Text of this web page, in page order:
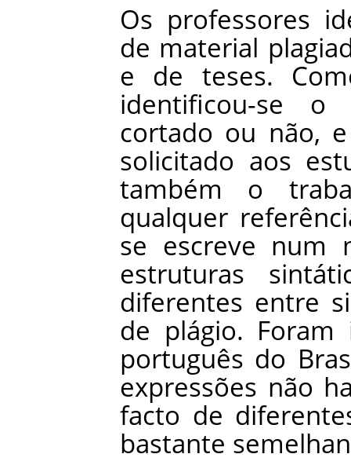
Os professores
de material
e de teses.
identificou-se
o
cortado ou não, e
solicitado aos
também
o
qualquer
se escreve num
estruturas
diferentes entre si
de plágio. Foram
português do
expressões não
facto de
bastante